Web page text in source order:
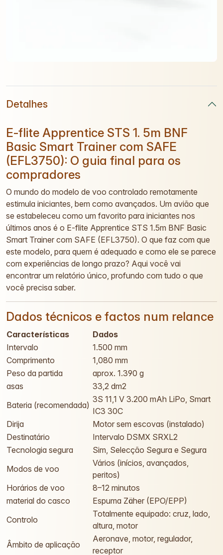
Detalhes
E-flite Apprentice STS 1. 5m BNF
Basic Smart Trainer com SAFE
(EFL3750): O guia final para os
compradores
O mundo do modelo de voo controlado remotamente
estimula iniciantes, bem como avançados. Um avião que
se estabeleceu como um favorito para iniciantes nos
últimos anos é o E-flite Apprentice STS 1.5m BNF Basic
Smart Trainer com SAFE (EFL3750). O que faz com que
este modelo, para quem é adequado e como ele se parece
com experiências de longo prazo? Aqui você vai
encontrar um relatório único, profundo com tudo o que
você precisa saber.
Dados técnicos e factos num relance
Características
Dados
Intervalo
1.500 mm
Comprimento
1,080 mm
Peso da partida
aprox. 1.390 g
asas
33,2 dm2
Bateria (recomendada)
3S 11,1 V 3.200 mAh LiPo, Smart
IC3 30C
Dirija
Motor sem escovas (instalado)
Destinatário
Intervalo DSMX SRXL2
Tecnologia segura
Sim, Selecção Segura e Segura
Modos de voo
Vários (inícios, avançados,
peritos)
Horários de voo
8–12 minutos
material do casco
Espuma Zäher (EPO/EPP)
Controlo
Totalmente equipado: cruz, lado,
altura, motor
Âmbito de aplicação
Aeronave, motor, regulador,
receptor